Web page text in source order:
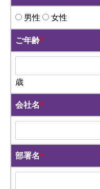
男性 女性
ご年齢*
歳
会社名*
部署名*